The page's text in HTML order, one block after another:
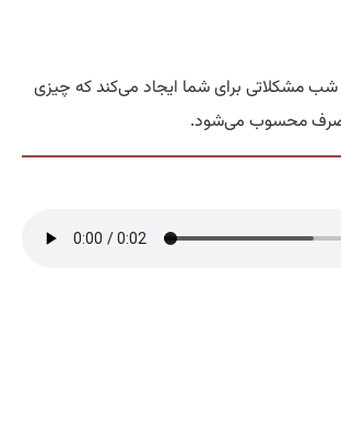
مشکلاتی برای شما ایجاد می‌کند که چیزی
صرف محسوب می‌شود.